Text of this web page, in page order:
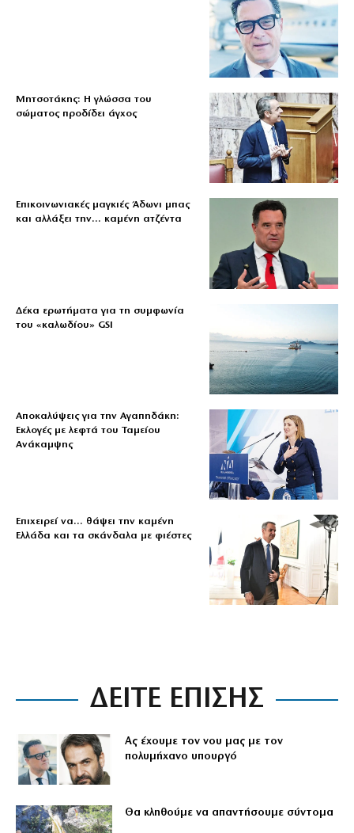
Μητσοτάκης: Η γλώσσα του
σώματος προδίδει άγχος
Επικοινωνιακές μαγκιές Άδωνι μπας
και αλλάξει την… καμένη ατζέντα
Δέκα ερωτήματα για τη συμφωνία
του «καλωδίου» GSI
Αποκαλύψεις για την Αγαπηδάκη:
Εκλογές με λεφτά του Ταμείου
Ανάκαμψης
Επιχειρεί να… θάψει την καμένη
Ελλάδα και τα σκάνδαλα με φιέστες
ΔΕΙΤΕ ΕΠΙΣΗΣ
Ας έχουμε τον νου μας με τον
πολυμήχανο υπουργό
Θα κληθούμε να απαντήσουμε σύντομα